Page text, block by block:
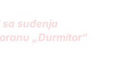
suđenja
„Durmitor“